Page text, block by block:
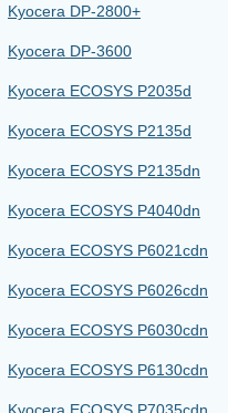
Kyocera DP-2800+
Kyocera DP-3600
Kyocera ECOSYS P2035d
Kyocera ECOSYS P2135d
Kyocera ECOSYS P2135dn
Kyocera ECOSYS P4040dn
Kyocera ECOSYS P6021cdn
Kyocera ECOSYS P6026cdn
Kyocera ECOSYS P6030cdn
Kyocera ECOSYS P6130cdn